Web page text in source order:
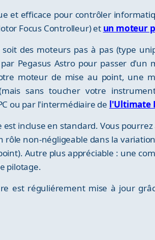
et efficace pour contrôler
Focus Controlleur) et un moteur
des moteurs pas à pas (type
Pegasus Astro pour passer d'un
moteur de mise au point, une
sans toucher votre
ou par l'intermédiaire de l'Ultimate
incluse en standard. Vous
non-négligeable dans la
Autre plus appréciable : une
pilotage.
est réguliérement mise à jour